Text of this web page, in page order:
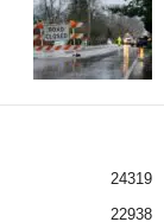
24319
22938